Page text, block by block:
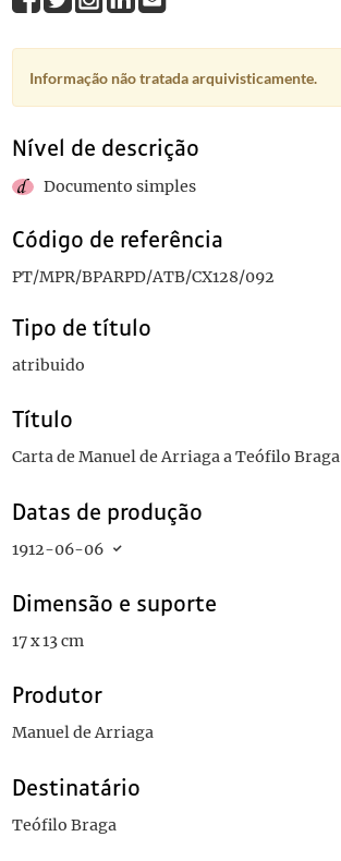
Informação não tratada arquivisticamente.
Nível de descrição
Documento simples
Código de referência
PT/MPR/BPARPD/ATB/CX128/092
Tipo de título
atribuido
Título
Carta de Manuel de Arriaga a Teófilo Braga
Datas de produção
1912-06-06
Dimensão e suporte
17 x 13 cm
Produtor
Manuel de Arriaga
Destinatário
Teófilo Braga